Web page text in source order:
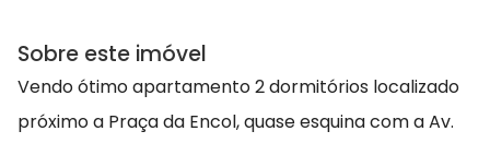
Sobre este imóvel
Vendo ótimo apartamento 2 dormitórios localizado
próximo a Praça da Encol, quase esquina com a Av.